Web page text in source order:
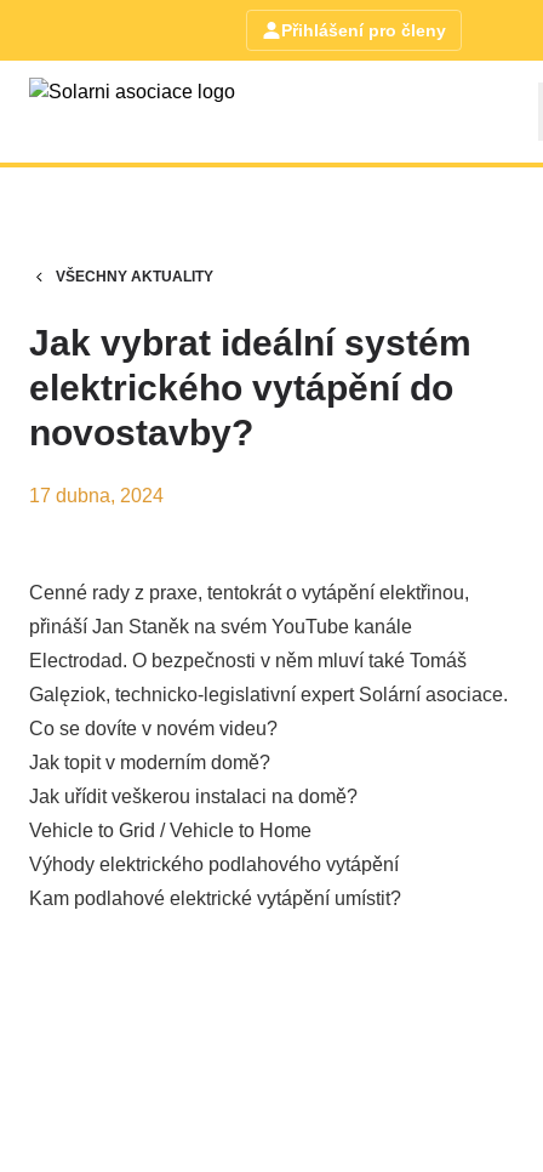
Přihlášení pro členy
VŠECHNY AKTUALITY
Jak vybrat ideální systém
elektrického vytápění do
novostavby?
17 dubna, 2024
Cenné rady z praxe, tentokrát o vytápění elektřinou,
přináší Jan Staněk na svém YouTube kanále
Electrodad. O bezpečnosti v něm mluví také Tomáš
Galęziok, technicko-legislativní expert Solární asociace.
Co se dovíte v novém videu?
Jak topit v moderním domě?
Jak uřídit veškerou instalaci na domě?
Vehicle to Grid / Vehicle to Home
Výhody elektrického podlahového vytápění
Kam podlahové elektrické vytápění umístit?